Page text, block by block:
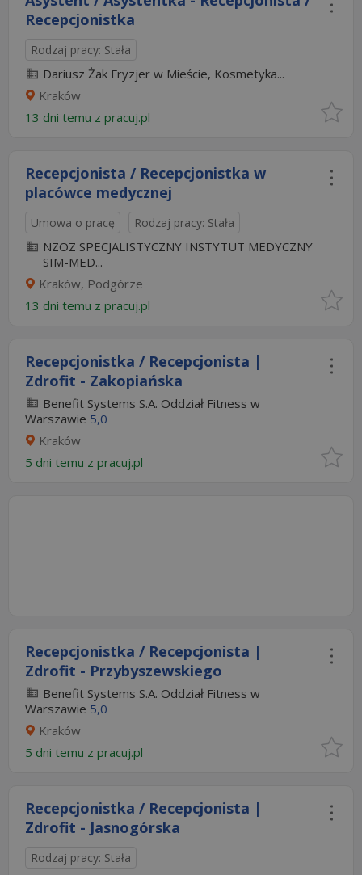
Recepcjonistka
Rodzaj pracy: Stała
Dariusz Żak Fryzjer w Mieście, Kosmetyka...
Kraków
13 dni temu z pracuj.pl
Recepcjonista / Recepcjonistka w
placówce medycznej
Umowa o pracę Rodzaj pracy: Stała
NZOZ SPECJALISTYCZNY INSTYTUT MEDYCZNY
SIM-MED...
Kraków, Podgórze
13 dni temu z pracuj.pl
Recepcjonistka / Recepcjonista |
Zdrofit - Zakopiańska​
Benefit Systems S.A. Oddział Fitness w
Warszawie 5,0
Kraków
5 dni temu z pracuj.pl
Recepcjonistka / Recepcjonista |
Zdrofit - Przybyszewskiego​
Benefit Systems S.A. Oddział Fitness w
Warszawie 5,0
Kraków
5 dni temu z pracuj.pl
Recepcjonistka / Recepcjonista |
Zdrofit - Jasnogórska​
Rodzaj pracy: Stała